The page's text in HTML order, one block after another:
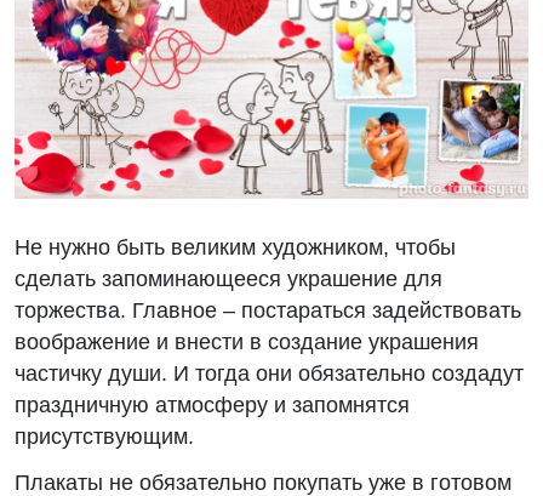
Не нужно быть великим художником, чтобы
сделать запоминающееся украшение для
торжества. Главное – постараться задействовать
воображение и внести в создание украшения
частичку души. И тогда они обязательно создадут
праздничную атмосферу и запомнятся
присутствующим.
Плакаты не обязательно покупать уже в готовом